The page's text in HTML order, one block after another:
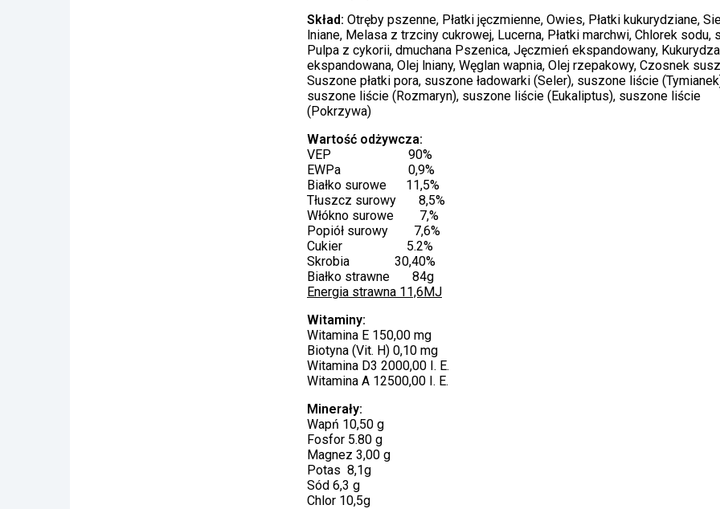
Skład: Otręby pszenne, Płatki jęczmienne, Owies, Płatki kukurydziane,
lniane, Melasa z trzciny cukrowej, Lucerna, Płatki marchwi, Chlorek sodu,
Pulpa z cykorii, dmuchana Pszenica, Jęczmień ekspandowany, Kukurydza
ekspandowana, Olej lniany, Węglan wapnia, Olej rzepakowy, Czosnek
Suszone płatki pora, suszone ładowarki (Seler), suszone liście
suszone liście (Rozmaryn), suszone liście (Eukaliptus), suszone liście
(Pokrzywa)
Wartość odżywcza:
VEP 90%
EWPa 0,9%
Białko surowe 11,5%
Tłuszcz surowy 8,5%
Włókno surowe 7,%
Popiół surowy 7,6%
Cukier 5.2%
Skrobia 30,40%
Białko strawne 84g
Energia strawna 11,6MJ
Witaminy:
Witamina E 150,00 mg
Biotyna (Vit. H) 0,10 mg
Witamina D3 2000,00 I. E.
Witamina A 12500,00 I. E.
Minerały:
Wapń 10,50 g
Fosfor 5.80 g
Magnez 3,00 g
Potas 8,1g
Sód 6,3 g
Chlor 10,5g